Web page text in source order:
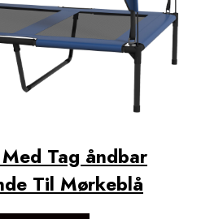
Tag åndbar
Til Mørkeblå